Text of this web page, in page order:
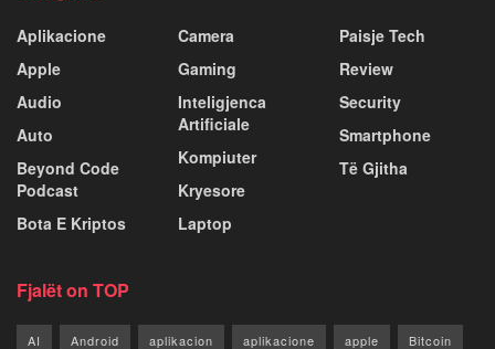
Aplikacione
Apple
Audio
Auto
Beyond Code
Podcast
Bota E Kriptos
Camera
Gaming
Inteligjenca
Artificiale
Kompiuter
Kryesore
Laptop
Paisje Tech
Review
Security
Smartphone
Të Gjitha
Fjalët on TOP
AI Android aplikacion aplikacione apple Bitcoin